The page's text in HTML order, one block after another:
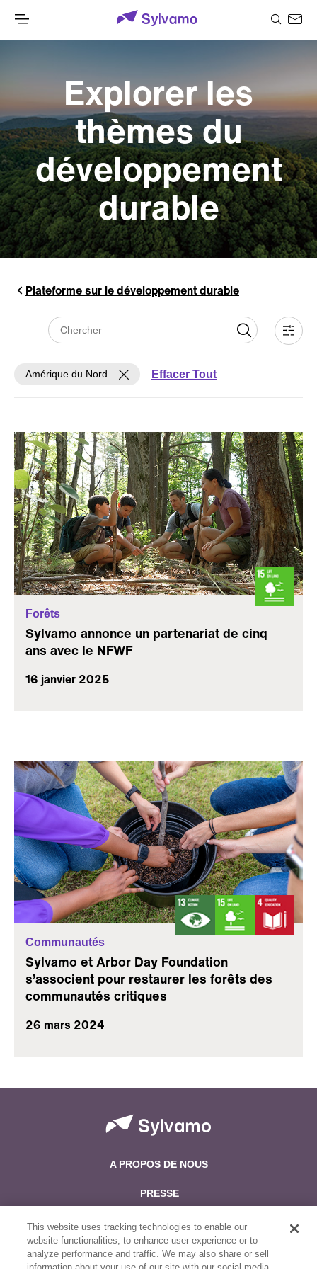
Explorer les
thèmes du
développement
durable
Plateforme sur le développement durable
Amérique du Nord Effacer Tout
Forêts
Sylvamo annonce un partenariat de cinq
ans avec le NFWF
16 janvier 2025
Communautés
Sylvamo et Arbor Day Foundation
s’associent pour restaurer les forêts des
communautés critiques
26 mars 2024
A PROPOS DE NOUS
PRESSE
TRAVAILLER POUR NOUS
POURQUOI INVESTIR
This website uses tracking technologies to enable our
website functionalities, to enhance user experience or to
analyze performance and traffic. We may also share or sell